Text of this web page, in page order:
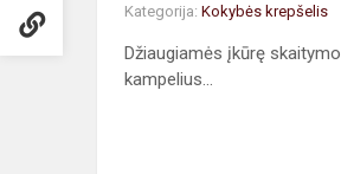
Kategorija: Kokybės krepšelis
Džiaugiamės įkūrę skaitymo
kampelius...